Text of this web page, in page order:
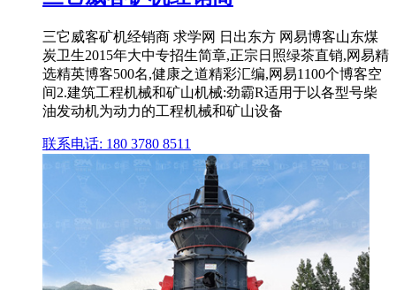
三它威客矿机经销商 求学网 日出东方 网易博客山东煤
炭卫生2015年大中专招生简章,正宗日照绿茶直销,网易精
选精英博客500名,健康之道精彩汇编,网易1100个博客空
间2.建筑工程机械和矿山机械:劲霸R适用于以各型号柴
油发动机为动力的工程机械和矿山设备
联系电话: 180 3780 8511